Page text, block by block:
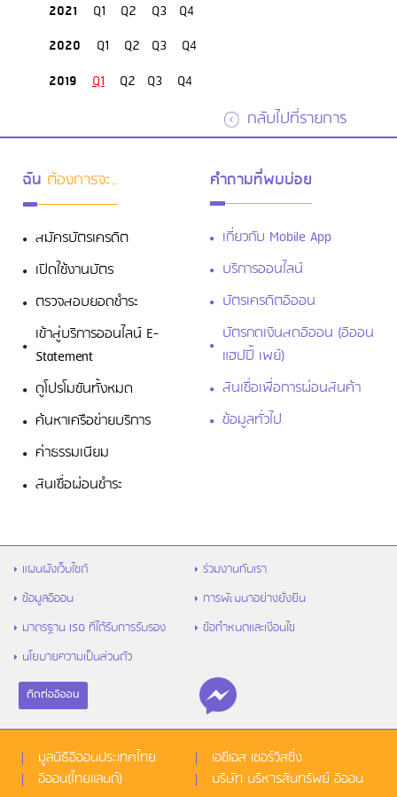
2021
Q1 Q2 Q3
Q4
2020
Q1 Q2 Q3
Q4
2019
Q1 Q2 Q3 Q4
กลับไปที่รายการ
ฉัน ต้องการจะ..
สมัครบัตรเครดิต
เปิดใช้งานบัตร
ตรวจสอบยอดชำระ
เข้าสู่บริการออนไลน์ E-
Statement
ดูโปรโมชันทั้งหมด
ค้นหาเครือข่ายบริการ
ค่าธรรมเนียม
สินเชื่อผ่อนชำระ
คำถามที่พบบ่อย
เกี่ยวกับ Mobile App
บริการออนไลน์
บัตรเครดิตอิออน
บัตรกดเงินสดอิออน (อิออน
แฮปปี้ เพย์)
สินเชื่อเพื่อการผ่อนสินค้า
ข้อมูลทั่วไป
แผนผังเว็บไซต์
ร่วมงานกับเรา
ข้อมูลอิออน
การพัฒนาอย่างยั่งยืน
มาตรฐาน ISO ที่ได้รับการรับรอง
ข้อกำหนดและเงื่อนไข
นโยบายความเป็นส่วนตัว
ติดต่ออิออน
มูลนิธิอิออนประเทศไทย
เอซีเอส เซอร์วิสซิ่ง
อิออน(ไทยแลนด์)
บริษัท บริหารสินทรัพย์ อิออน